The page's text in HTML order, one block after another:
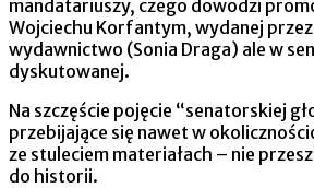
mandatariuszy, czego dowodzi
Wojciechu Korfantym, wydanej
wydawnictwo (Sonia Draga) ale w
dyskutowanej.
Na szczęście pojęcie “senatorskiej
przebijające się nawet w
ze stuleciem materiałach – nie
do historii.